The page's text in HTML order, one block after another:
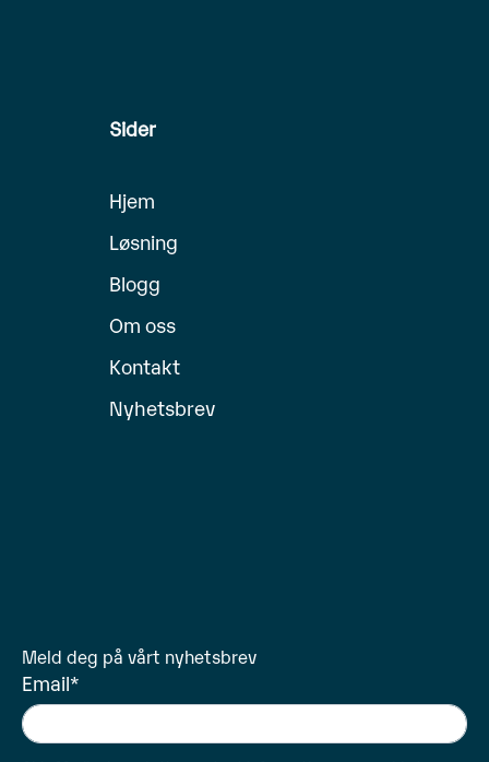
Sider
Hjem
Løsning
Blogg
Om oss
Kontakt
Nyhetsbrev
Meld deg på vårt nyhetsbrev
Email*